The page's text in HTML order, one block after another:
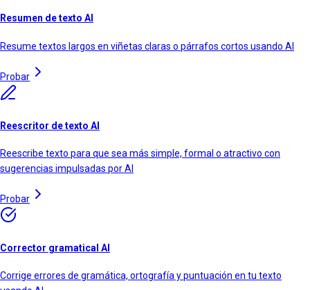
Resumen de texto AI
Resume textos largos en viñetas claras o párrafos cortos usando AI
Probar
Reescritor de texto AI
Reescribe texto para que sea más simple, formal o atractivo con
sugerencias impulsadas por AI
Probar
Corrector gramatical AI
Corrige errores de gramática, ortografía y puntuación en tu texto